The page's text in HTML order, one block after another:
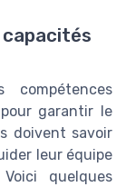
garantir le
doivent savoir
leur équipe
quelques